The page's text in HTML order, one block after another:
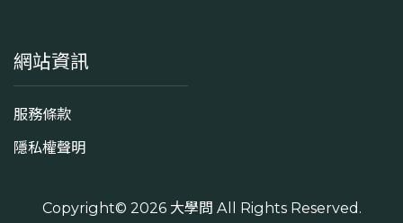
網站資訊
服務條款
隱私權聲明
Copyright© 2026 大學問 All Rights Reserved.